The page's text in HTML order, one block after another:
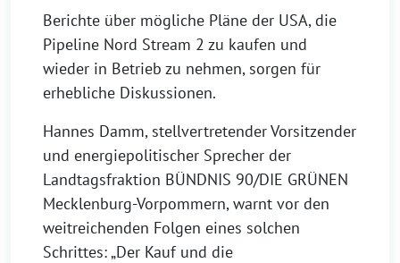
Berichte über mögliche Pläne der USA, die
Pipeline Nord Stream 2 zu kaufen und
wieder in Betrieb zu nehmen, sorgen für
erhebliche Diskussionen.
Hannes Damm, stellvertretender Vorsitzender
und energiepolitischer Sprecher der
Landtagsfraktion BÜNDNIS 90/DIE GRÜNEN
Mecklenburg-Vorpommern, warnt vor den
weitreichenden Folgen eines solchen
Schrittes: „Der Kauf und die